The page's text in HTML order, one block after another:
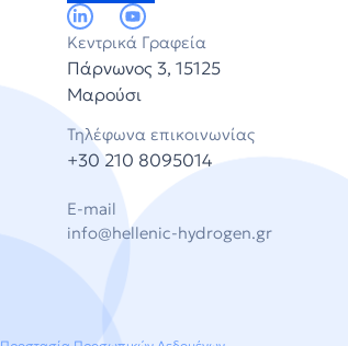
Κεντρικά Γραφεία
Πάρνωνος 3, 15125
Μαρούσι
Τηλέφωνα επικοινωνίας
+30 210 8095014
E-mail
info@hellenic-hydrogen.gr